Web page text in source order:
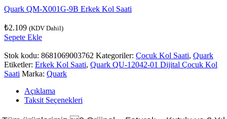
Quark QM-X001G-9B Erkek Kol Saati
₺2.109 (KDV Dahil)
Sepete Ekle
Stok kodu: 8681069003762 Kategoriler: Çocuk Kol Saati, Quark
Etiketler: Erkek Kol Saati, Quark QU-12042-01 Dijital Çocuk Kol
Saati Marka: Quark
Açıklama
Taksit Seçenekleri